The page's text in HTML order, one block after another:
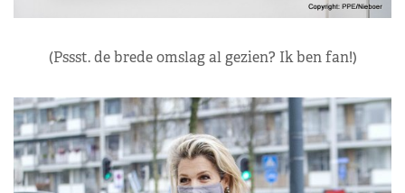
(Pssst. de brede omslag al gezien? Ik ben fan!)